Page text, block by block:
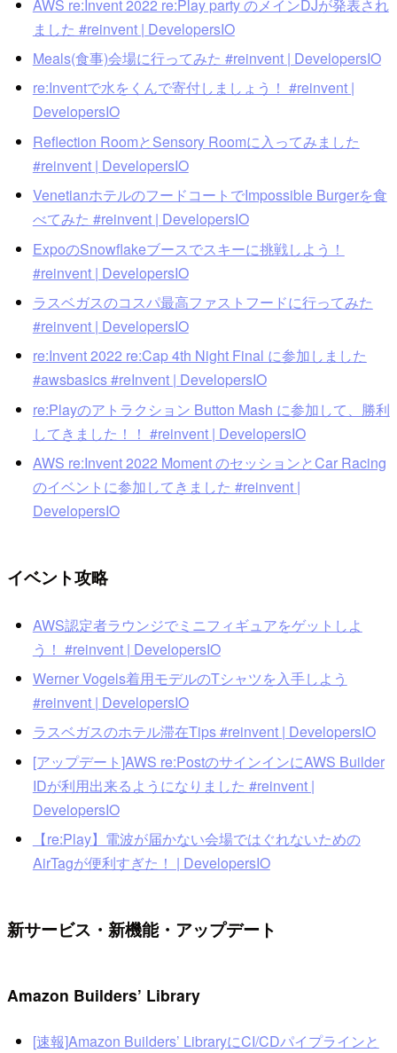
AWS re:Invent 2022 re:Play party のメインDJが発表され
ました #reinvent | DevelopersIO
Meals(食事)会場に行ってみた #reinvent | DevelopersIO
re:Inventで水をくんで寄付しましょう！ #reinvent |
DevelopersIO
Reflection RoomとSensory Roomに入ってみました
#reinvent | DevelopersIO
VenetianホテルのフードコートでImpossible Burgerを食
べてみた #reinvent | DevelopersIO
ExpoのSnowflakeブースでスキーに挑戦しよう！
#reinvent | DevelopersIO
ラスベガスのコスパ最高ファストフードに行ってみた
#reinvent | DevelopersIO
re:Invent 2022 re:Cap 4th Night Final に参加しました
#awsbasics #reInvent | DevelopersIO
re:Playのアトラクション Button Mash に参加して、勝利
してきました！！ #reinvent | DevelopersIO
AWS re:Invent 2022 Moment のセッションとCar Racing
のイベントに参加してきました #reinvent |
DevelopersIO
イベント攻略
AWS認定者ラウンジでミニフィギュアをゲットしよ
う！ #reinvent | DevelopersIO
Werner Vogels着用モデルのTシャツを入手しよう
#reinvent | DevelopersIO
ラスベガスのホテル滞在Tips #reinvent | DevelopersIO
[アップデート]AWS re:PostのサインインにAWS Builder
IDが利用出来るようになりました #reinvent |
DevelopersIO
【re:Play】電波が届かない会場ではぐれないための
AirTagが便利すぎた！ | DevelopersIO
新サービス・新機能・アップデート
Amazon Builders’ Library
[速報]Amazon Builders’ LibraryにCI/CDパイプラインと